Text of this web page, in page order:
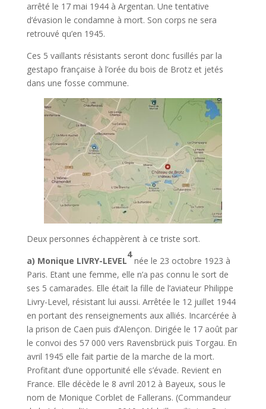
arrêté le 17 mai 1944 à Argentan. Une tentative
d’évasion le condamne à mort. Son corps ne sera
retrouvé qu’en 1945.
Ces 5 vaillants résistants seront donc fusillés par la
gestapo française à l’orée du bois de Brotz et jetés
dans une fosse commune.
Deux personnes échappèrent à ce triste sort.
a) Monique LIVRY-LEVEL
4
née le 23 octobre 1923 à
Paris. Etant une femme, elle n’a pas connu le sort de
ses 5 camarades. Elle était la fille de l’aviateur Philippe
Livry-Level, résistant lui aussi. Arrêtée le 12 juillet 1944
en portant des renseignements aux alliés. Incarcérée à
la prison de Caen puis d’Alençon. Dirigée le 17 août par
le convoi des 57 000 vers Ravensbrück puis Torgau. En
avril 1945 elle fait partie de la marche de la mort.
Profitant d’une opportunité elle s’évade. Revient en
France. Elle décède le 8 avril 2012 à Bayeux, sous le
nom de Monique Corblet de Fallerans. (Commandeur